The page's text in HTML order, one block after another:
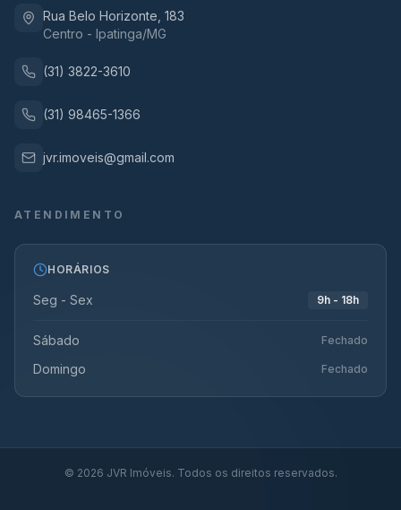
Rua Belo Horizonte, 183
Centro - Ipatinga/MG
(31) 3822-3610
(31) 98465-1366
jvr.imoveis@gmail.com
ATENDIMENTO
HORÁRIOS
Seg - Sex 9h - 18h
Sábado Fechado
Domingo Fechado
© 2026 JVR Imóveis. Todos os direitos reservados.